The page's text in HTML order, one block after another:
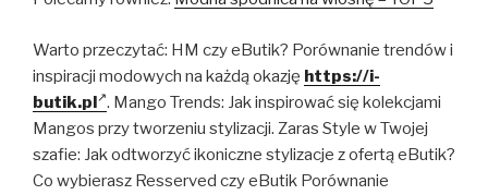
Warto przeczytać: HM czy eButik? Porównanie trendów i
inspiracji modowych na każdą okazję https://i-
butik.pl . Mango Trends: Jak inspirować się kolekcjami
Mangos przy tworzeniu stylizacji. Zaras Style w Twojej
szafie: Jak odtworzyć ikoniczne stylizacje z ofertą eButik?
Co wybierasz Resserved czy eButik Porównanie